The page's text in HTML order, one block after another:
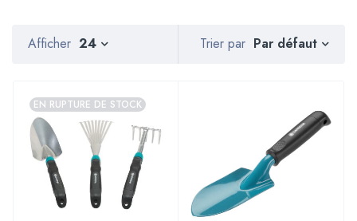
Trier par Par défaut
Afficher 24
EN RUPTURE DE STOCK